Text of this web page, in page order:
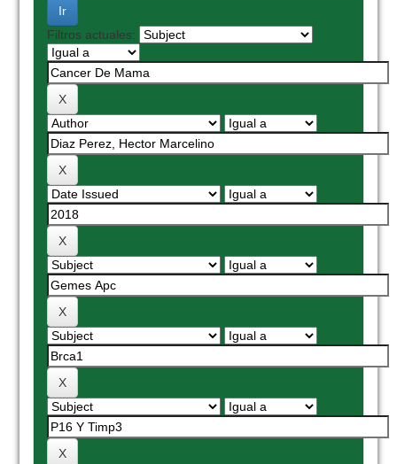
Filtros actuales: